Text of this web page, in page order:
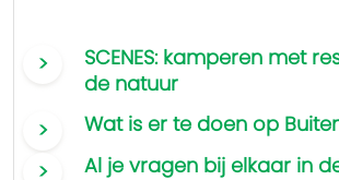
SCENES: kamperen met
de natuur
Wat is er te doen op
Al je vragen bij elkaar in